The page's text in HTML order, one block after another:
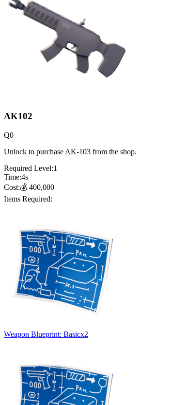
AK102
Q0
Unlock to purchase AK-103 from the shop.
Required Level:1
Time:4s
Cost:💰 400,000
Items Required:
Weapon Blueprint: Basicx2